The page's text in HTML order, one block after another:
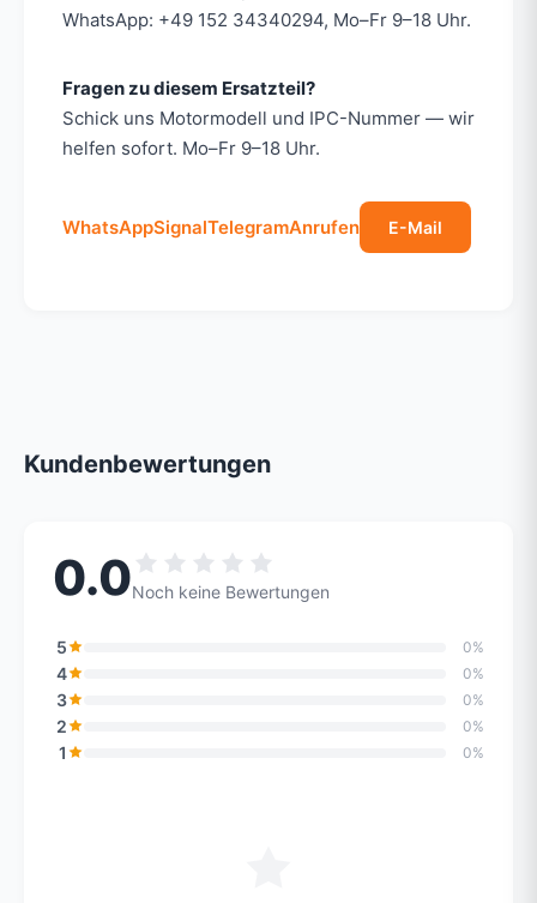
WhatsApp: +49 152 34340294, Mo–Fr 9–18 Uhr.
Fragen zu diesem Ersatzteil?
Schick uns Motormodell und IPC-Nummer — wir
helfen sofort. Mo–Fr 9–18 Uhr.
WhatsAppSignalTelegramAnrufen E-Mail
Kundenbewertungen
0.0Noch keine Bewertungen
5 0%
4 0%
3 0%
2 0%
1 0%